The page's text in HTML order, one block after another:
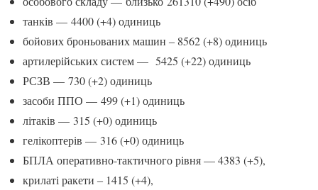
танків — 4400 (+4) одиниць
бойових броньованих машин ‒ 8562 (+8) одиниць
артилерійських систем — 5425 (+22) одиниць
РСЗВ — 730 (+2) одиниць
засоби ППО — 499 (+1) одиниць
літаків — 315 (+0) одиниць
гелікоптерів — 316 (+0) одиниць
БПЛА оперативно-тактичного рівня — 4383 (+5),
крилаті ракети ‒ 1415 (+4),